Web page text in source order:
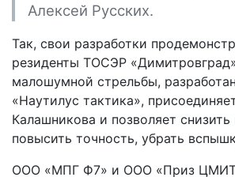
Алексей Русских.
Так, свои разработки
резиденты ТОСЭР
малошумной стрельбы,
«Наутилус тактика»,
Калашникова и позволяет
повысить точность, убрать
ООО «МПГ Ф7» и ООО «Приз ЦМИТ